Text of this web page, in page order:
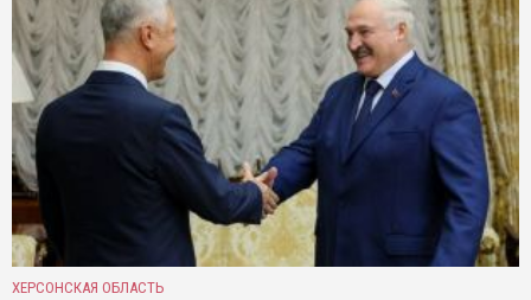
ХЕРСОНСКАЯ ОБЛАСТЬ